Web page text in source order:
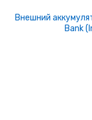
Внешний
Bank